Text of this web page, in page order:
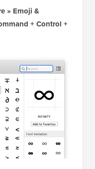
» Emoji &
+ Control +